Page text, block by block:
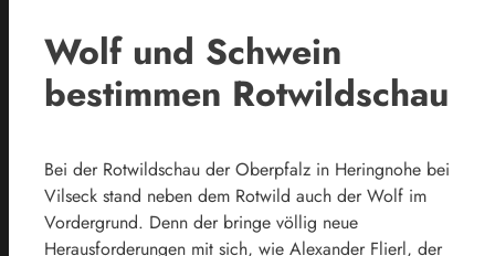
Wolf und Schwein
bestimmen Rotwildschau
Bei der Rotwildschau der Oberpfalz in Heringnohe bei
Vilseck stand neben dem Rotwild auch der Wolf im
Vordergrund. Denn der bringe völlig neue
Herausforderungen mit sich, wie Alexander Flierl, der